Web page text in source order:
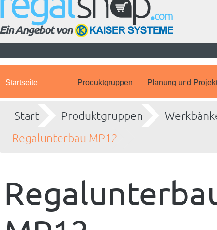
Startseite Produktgruppen Planung und
Start Produktgruppen
Regalunterbau MP12